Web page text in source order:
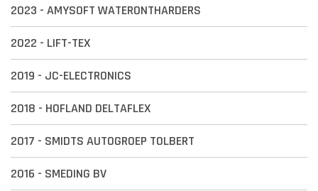
2023 - AMYSOFT WATERONTHARDERS
2022 - LIFT-TEX
2019 - JC-ELECTRONICS
2018 - HOFLAND DELTAFLEX
2017 - SMIDTS AUTOGROEP TOLBERT
2016 - SMEDING BV